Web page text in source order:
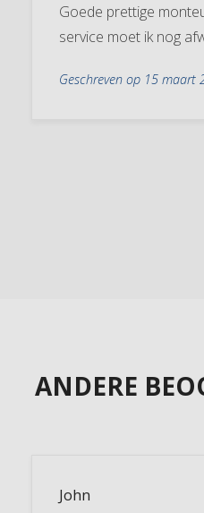
Goede prettige
service moet ik nog
Geschreven op 15 maart
ANDERE
John